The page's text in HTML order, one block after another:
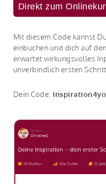
Direkt zum
Mit diesem Code kannst
einbuchen und dich auf
erwartet wirkungsvolles
unverbindlich ersten
Dein Code: